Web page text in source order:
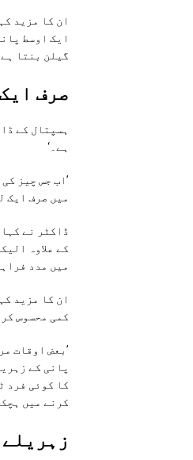
گیلن بنتا
صرف
ہسپتال کے
ہے۔‘
’اب جس چیز
میں صرف ایک
ڈاکٹر نے
کے علاوہ
میں مدد
ان کا مزید
کمی محسوس
’بعض اوقات
پانی کے
کرنے میں